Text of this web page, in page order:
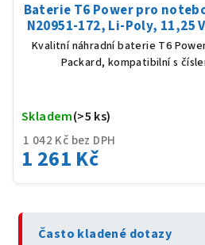
Baterie T6 Power pro
N20951-172, Li-Poly, 11,25
černá
Kvalitní náhradní baterie T6
Packard, kompatibilní s
1 042 Kč bez DPH
1 261 Kč
Skladem(>5 ks)
Často kladené dotazy